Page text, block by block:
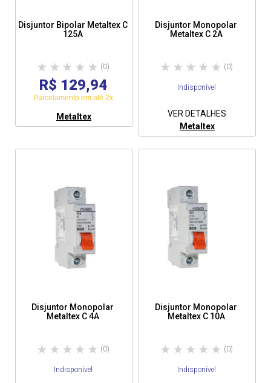
Disjuntor Bipolar Metaltex C
125A
(0)
R$ 129,94
Parcelamento em até 2x
Metaltex
Disjuntor Monopolar
Metaltex C 2A
(0)
Indisponível
VER DETALHES
Metaltex
Disjuntor Monopolar
Metaltex C 4A
(0)
Indisponível
Disjuntor Monopolar
Metaltex C 10A
(0)
Indisponível